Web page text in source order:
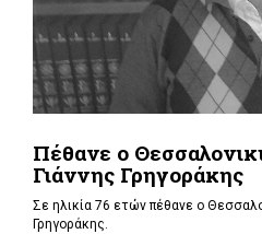
Πέθανε ο
Γιάννης Γρηγοράκης
Σε ηλικία 76 ετών πέθανε ο
Γρηγοράκης.